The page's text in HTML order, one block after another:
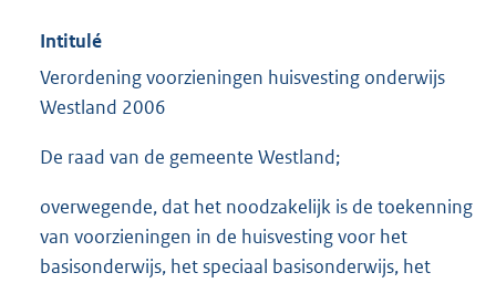
Intitulé
Verordening voorzieningen huisvesting onderwijs
Westland 2006
De raad van de gemeente Westland;
overwegende, dat het noodzakelijk is de toekenning
van voorzieningen in de huisvesting voor het
basisonderwijs, het speciaal basisonderwijs, het